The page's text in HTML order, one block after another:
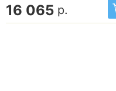
16 065 р.